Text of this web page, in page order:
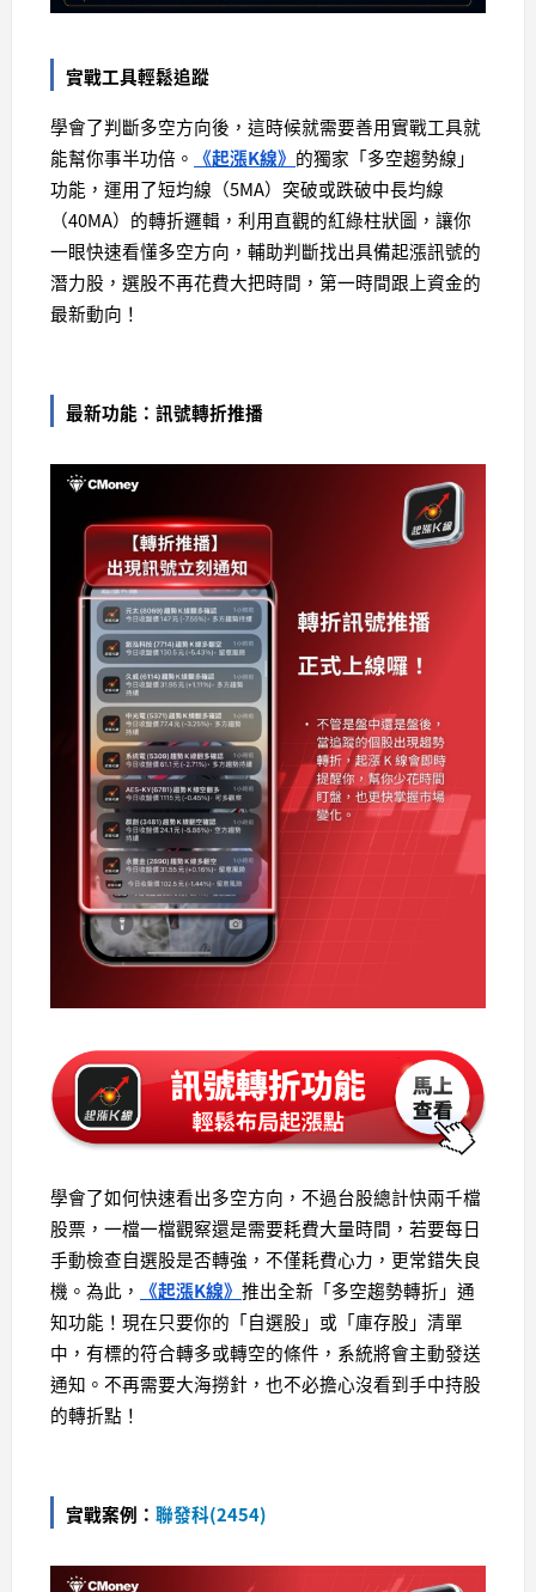
實戰工具輕鬆追蹤
學會了判斷多空方向後，這時候就需要善用實戰工具就
能幫你事半功倍。 《起漲K線》 的獨家「多空趨勢線」
功能，運用了短均線（5MA）突破或跌破中長均線
（40MA）的轉折邏輯，利用直觀的紅綠柱狀圖，讓你
一眼快速看懂多空方向，輔助判斷找出具備起漲訊號的
潛力股，選股不再花費大把時間，第一時間跟上資金的
最新動向！
最新功能：訊號轉折推播
學會了如何快速看出多空方向，不過台股總計快兩千檔
股票，一檔一檔觀察還是需要耗費大量時間，若要每日
手動檢查自選股是否轉強，不僅耗費心力，更常錯失良
機。為此，
《起漲K線》 推出全新「多空趨勢轉折」通
知功能！現在只要你的「自選股」或「庫存股」清單
中，有標的符合轉多或轉空的條件，系統將會主動發送
通知。不再需要大海撈針，也不必擔心沒看到手中持股
的轉折點！
實戰案例： 聯發科(2454)